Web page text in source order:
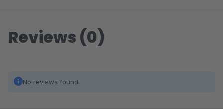
Reviews (0)
No reviews found.